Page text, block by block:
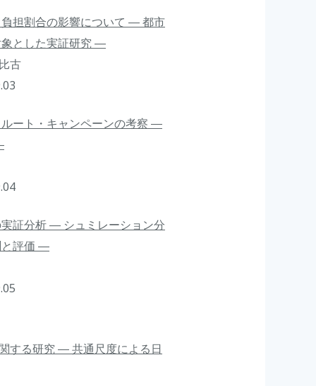
担割合の影響について ― 都市
とした実証研究 ―
古
ート・キャンペーンの考察 ―
証分析 ― シュミレーション分
と評価 ―
する研究 ― 共通尺度による日